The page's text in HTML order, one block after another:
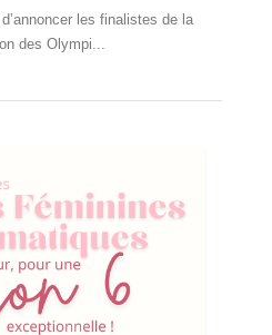
les finalistes de la
des Olympi...